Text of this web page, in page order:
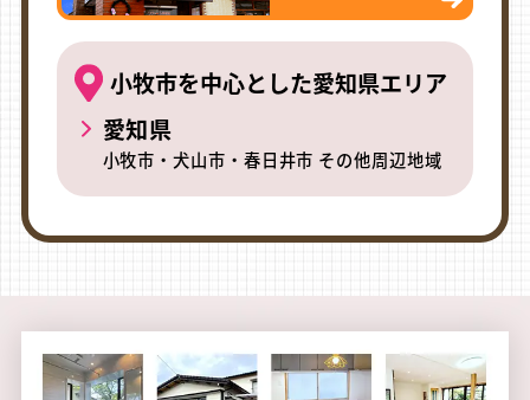
小牧市を中心とした愛知県エリア
愛知県
小牧市・犬山市・春日井市 その他周辺地域